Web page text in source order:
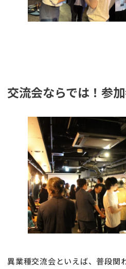
交流会ならでは！参
異業種交流会といえば、普段関